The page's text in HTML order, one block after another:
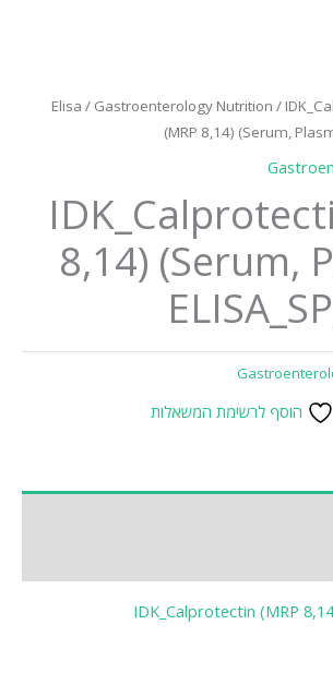
Elisa / Gastroenterology Nutrition /
(MRP 8,14) (Serum,
8,14) (Serum,
הוסף לרשימת המשאלות
IDK_Calprotectin (MRP